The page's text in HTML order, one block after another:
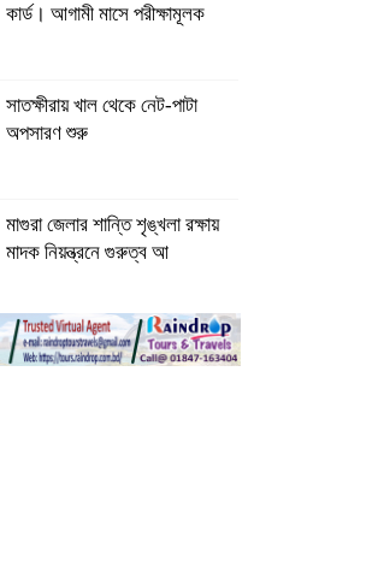
কার্ড। আগামী মাসে পরীক্ষামূলক
সাতক্ষীরায় খাল থেকে নেট-পাটা
অপসারণ শুরু
মাগুরা জেলার শান্তি শৃঙ্খলা রক্ষায়
মাদক নিয়ন্ত্রনে গুরুত্ব আ
মাগুরায় বিশ্ব জনসংখ্যা দিবসে
আলোচনা সভা ও পুরস্কার বিতরণ